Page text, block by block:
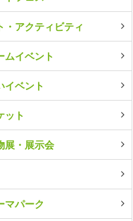
・アクティビティ
ムイベント
イベント
ット
展・展示会
マパーク